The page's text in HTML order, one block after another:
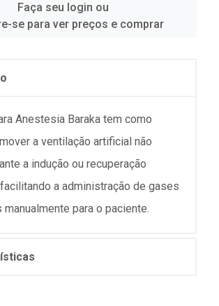
Faça seu login ou
se para ver preços e comprar
Anestesia Baraka tem como
a ventilação artificial não
a indução ou recuperação
a administração de gases
para o paciente.